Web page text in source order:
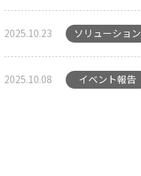
2025.10.23 ソリューション
2025.10.08 イベント報告